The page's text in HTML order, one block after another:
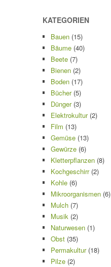
KATEGORIEN
Bauen (15)
Bäume (40)
Beete (7)
Bienen (2)
Boden (17)
Bücher(5)
Dünger(3)
Elektrokultur(2)
Film (13)
Gemüse (13)
Gewürze (6)
Kletterpflanzen (8)
Kochgeschirr(2)
Kohle (6)
Mikroorganismen (6)
Mulch (7)
Musik (2)
Naturwesen (1)
Obst (35)
Permakultur(18)
Pilze (2)